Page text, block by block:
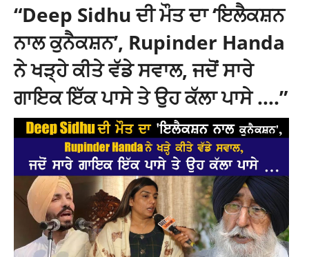
“Deep Sidhu ਦੀ ਮੌਤ ਦਾ ‘ਇਲੈਕਸ਼ਨ
ਨਾਲ ਕੁਨੈਕਸ਼ਨ’, Rupinder Handa
ਨੇ ਖੜ੍ਹੇ ਕੀਤੇ ਵੱਡੇ ਸਵਾਲ, ਜਦੋਂ ਸਾਰੇ
ਗਾਇਕ ਇੱਕ ਪਾਸੇ ਤੇ ਉਹ ਕੱਲਾ ਪਾਸੇ ….”